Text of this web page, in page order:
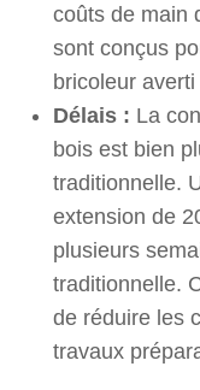
coûts de main
sont conçus
bricoleur averti
Délais : La
bois est bien
traditionnelle.
extension de
plusieurs
traditionnelle.
de réduire les
travaux